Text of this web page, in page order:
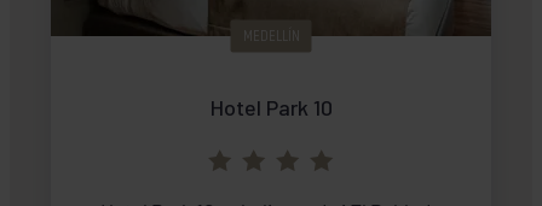
Hotel Park 10